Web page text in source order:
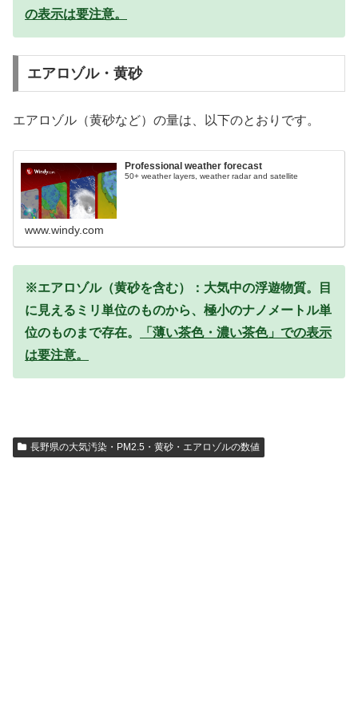
の表示は要注意。
エアロゾル・黄砂
エアロゾル（黄砂など）の量は、以下のとおりです。
Professional weather forecast
50+ weather layers, weather radar and satellite
www.windy.com
※エアロゾル（黄砂を含む）：大気中の浮遊物質。目
に見えるミリ単位のものから、極小のナノメートル単
位のものまで存在。
「薄い茶色・濃い茶色」での表示
は要注意。
長野県の大気汚染・PM2.5・黄砂・エアロゾルの数値